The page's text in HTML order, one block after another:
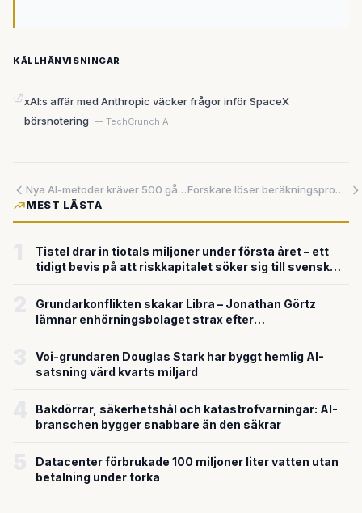
KÄLLHÄNVISNINGAR
xAI:s affär med Anthropic väcker frågor inför SpaceX
börsnotering — TechCrunch AI
Nya AI-metoder kräver 500 gånger mindre data – kan förändras för svenska företag
Forskare löser beräkningsproblem för demokratiska röstningssystem
MEST LÄSTA
Tistel drar in tiotals miljoner under första året – ett
tidigt bevis på att riskkapitalet söker sig till svensk
Grundarkonflikten skakar Libra – Jonathan Görtz
lämnar enhörningsbolaget strax efter
Voi-grundaren Douglas Stark har byggt hemlig AI-
satsning värd kvarts miljard
Bakdörrar, säkerhetshål och katastrofvarningar: AI-
branschen bygger snabbare än den säkrar
Datacenter förbrukade 100 miljoner liter vatten utan
betalning under torka